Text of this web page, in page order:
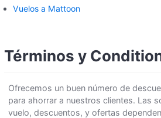
Vuelos a Mattoon
Términos y
Ofrecemos un buen número de
para ahorrar a nuestros clientes. Las
vuelo, descuentos, y ofertas